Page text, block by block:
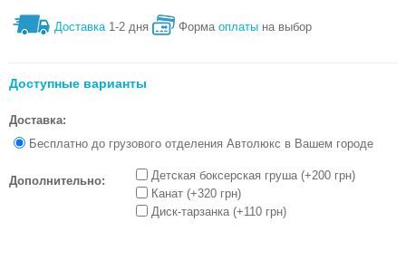
Доставка1-2 дня Форма оплаты на выбор
Доступные варианты
Доставка:
Бесплатно до грузового отделения Автолюкс в Вашем городе
Дополнительно:
Детская боксерская груша (+200 грн)
Канат (+320 грн)
Диск-тарзанка (+110 грн)